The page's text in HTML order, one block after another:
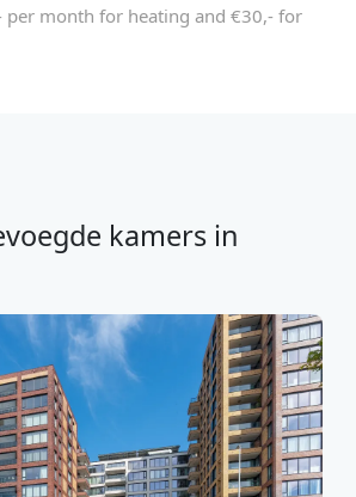
per month for heating and €30,- for
kamers in